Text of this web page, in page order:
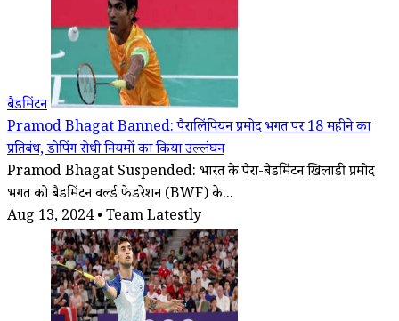
बैडमिंटन
Pramod Bhagat Banned: पैरालिंपियन प्रमोद भगत पर 18 महीने का
प्रतिबंध, डोपिंग रोधी नियमों का किया उल्लंघन
Pramod Bhagat Suspended: भारत के पैरा-बैडमिंटन खिलाड़ी प्रमोद
भगत को बैडमिंटन वर्ल्ड फेडरेशन (BWF) के...
Aug 13, 2024 • Team Latestly